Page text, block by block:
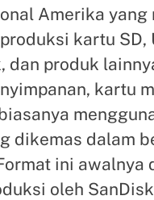
Amerika yang
kartu SD,
dan produk
kartu
dikemas dalam
ini awalnya
oleh